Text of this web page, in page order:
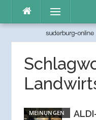
Inhalt
Menü
MEINUNGEN